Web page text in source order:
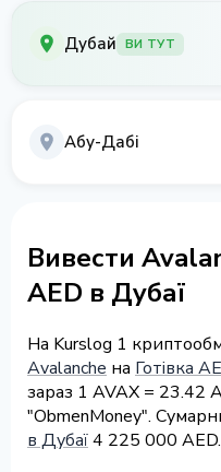
Дубай ВИ ТУТ
Абу-Дабі
Вивести
AED в Дубаї
На Kurslog 1
Avalanche на Готівка
зараз 1 AVAX = 23.42
"ObmenMoney".
в Дубаї4 225 000 AED.